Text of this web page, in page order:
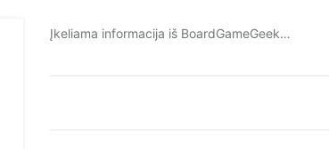
Įkeliama informacija iš BoardGameGeek…